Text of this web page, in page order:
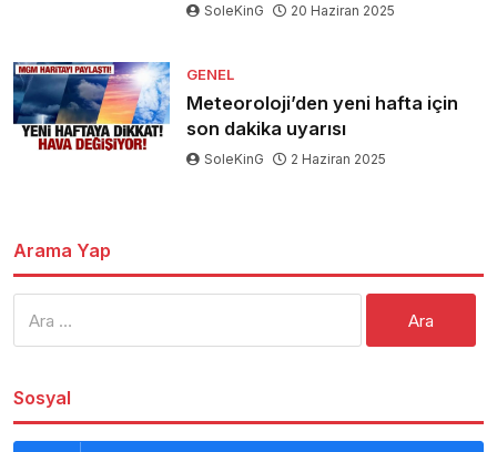
SoleKinG 20 Haziran 2025
GENEL
Meteoroloji’den yeni hafta için
son dakika uyarısı
SoleKinG 2 Haziran 2025
Arama Yap
Sosyal